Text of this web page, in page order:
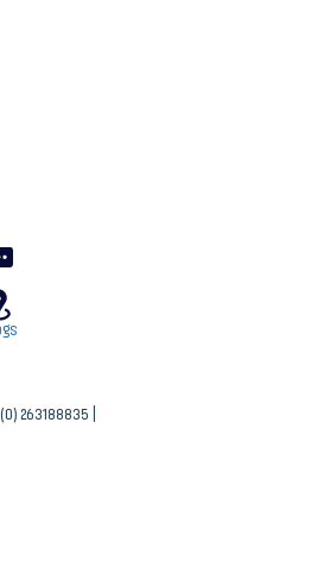
263188835 |